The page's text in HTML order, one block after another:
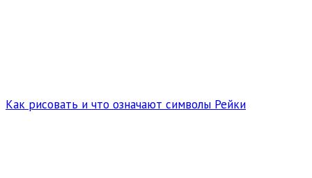
Как рисовать и что означают символы Рейки